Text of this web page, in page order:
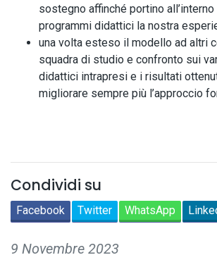
sostegno affinché portino
programmi didattici la nostra
una volta esteso il modello ad altri
squadra di studio e confronto sui
didattici intrapresi e i risultati
migliorare sempre più l’approccio
Condividi su
Facebook Twitter WhatsApp
9 Novembre 2023